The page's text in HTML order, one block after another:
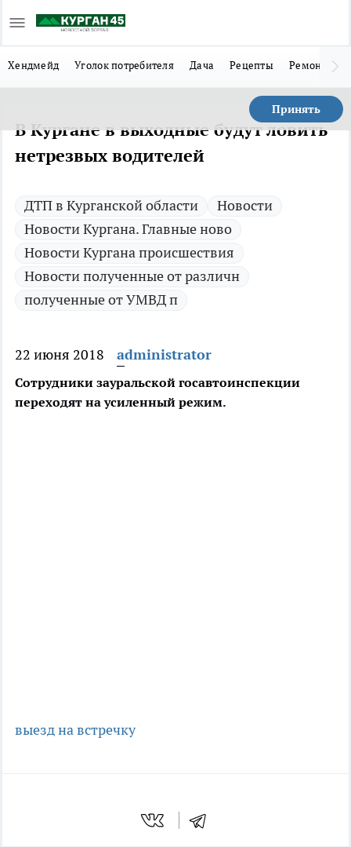
Хендмейд Уголок потребителя Дача Рецепты Ремонт
Принять
В Кургане в выходные будут ловить
нетрезвых водителей
ДТП в Курганской области
Новости
Новости Кургана. Главные ново
Новости Кургана происшествия
Новости полученные от различн
полученные от УМВД п
22 июня 2018 administrator
Сотрудники зауральской госавтоинспекции
переходят на усиленный режим.
выезд на встречку